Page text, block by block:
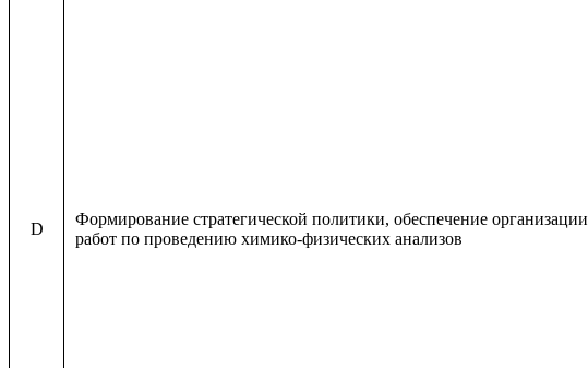
D
Формирование стратегической политики, обеспечение организации
работ по проведению химико-физических анализов